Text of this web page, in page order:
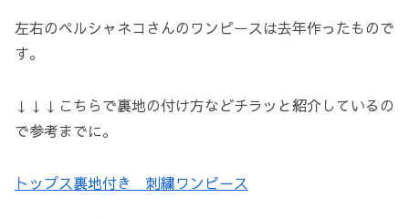
左右のペルシャネコさんのワンピースは去年作ったもので
す。
↓↓↓こちらで裏地の付け方などチラッと紹介しているの
で参考までに。
トップス裏地付き 刺繍ワンピース